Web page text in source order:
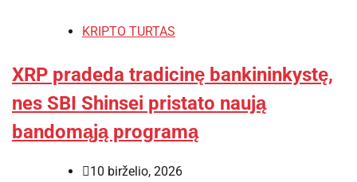
KRIPTO TURTAS
XRP pradeda tradicinę bankininkystę,
nes SBI Shinsei pristato naują
bandomąją programą
10 birželio, 2026